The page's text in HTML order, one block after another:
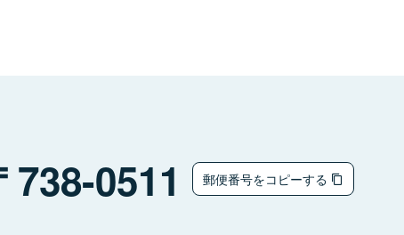
738-0511 郵便番号をコピーする